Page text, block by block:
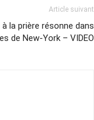
Article suivant
à la prière résonne dans
de New-York – VIDEO